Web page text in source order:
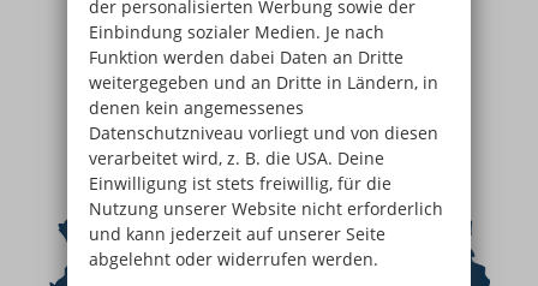
der personalisierten Werbung sowie der
Einbindung sozialer Medien. Je nach
Funktion werden dabei Daten an Dritte
weitergegeben und an Dritte in Ländern, in
denen kein angemessenes
Datenschutzniveau vorliegt und von diesen
verarbeitet wird, z. B. die USA. Deine
Einwilligung ist stets freiwillig, für die
Nutzung unserer Website nicht erforderlich
und kann jederzeit auf unserer Seite
abgelehnt oder widerrufen werden.